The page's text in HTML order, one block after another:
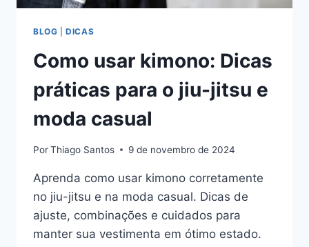
BLOG |DICAS
Como usar kimono: Dicas
práticas para o jiu-jitsu e
moda casual
PorThiago Santos 9 de novembro de 2024
Aprenda como usar kimono corretamente
no jiu-jitsu e na moda casual. Dicas de
ajuste, combinações e cuidados para
manter sua vestimenta em ótimo estado.